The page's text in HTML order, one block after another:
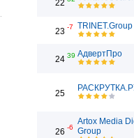
22
23 -7 TRINET.Group
24 39 АдвертПро
25
26 -6
Artox Media
Group